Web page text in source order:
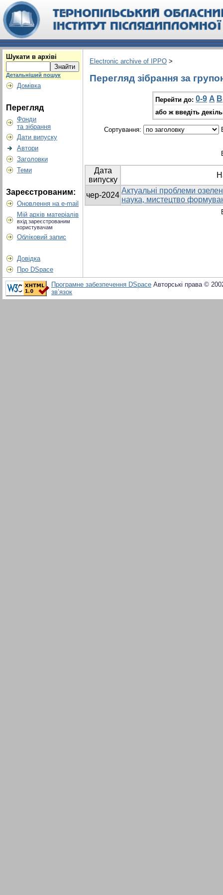
Шукати в архіві
Детальніший пошук
Домівка
Перегляд
Фонди
та зібрання
Дати випуску
Автори
Заголовки
Теми
Зареєстрованим:
Оновлення на e-mail
Мій архів матеріалів
вхід зареєстрованим
користувачам
Обліковий запис
Довідка
Про DSpace
Electronic archive of IPPO >
Перегляд зібрання за
Перейти до: 0-9 A B
або ж введіть
Сортування:
Дата
випуску
чер-2024
Актуальні проблеми
наука, мистецтво
Програмне забезпечення DSpace Авторські права ©
зв’язок